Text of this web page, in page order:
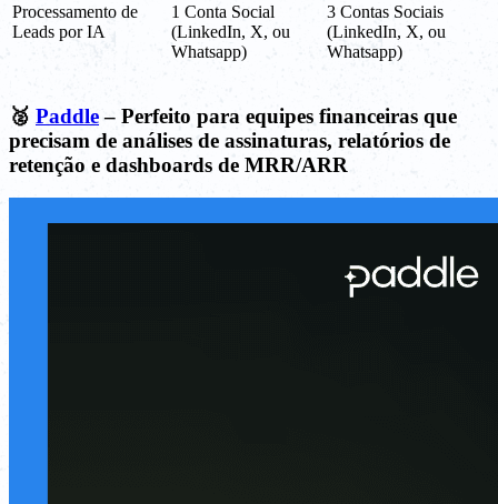
Processamento de
Leads por IA
1 Conta Social
(LinkedIn, X, ou
Whatsapp)
3 Contas Sociais
(LinkedIn, X, ou
Whatsapp)
🥈 Paddle– Perfeito para equipes financeiras que
precisam de análises de assinaturas, relatórios de
retenção e dashboards de MRR/ARR